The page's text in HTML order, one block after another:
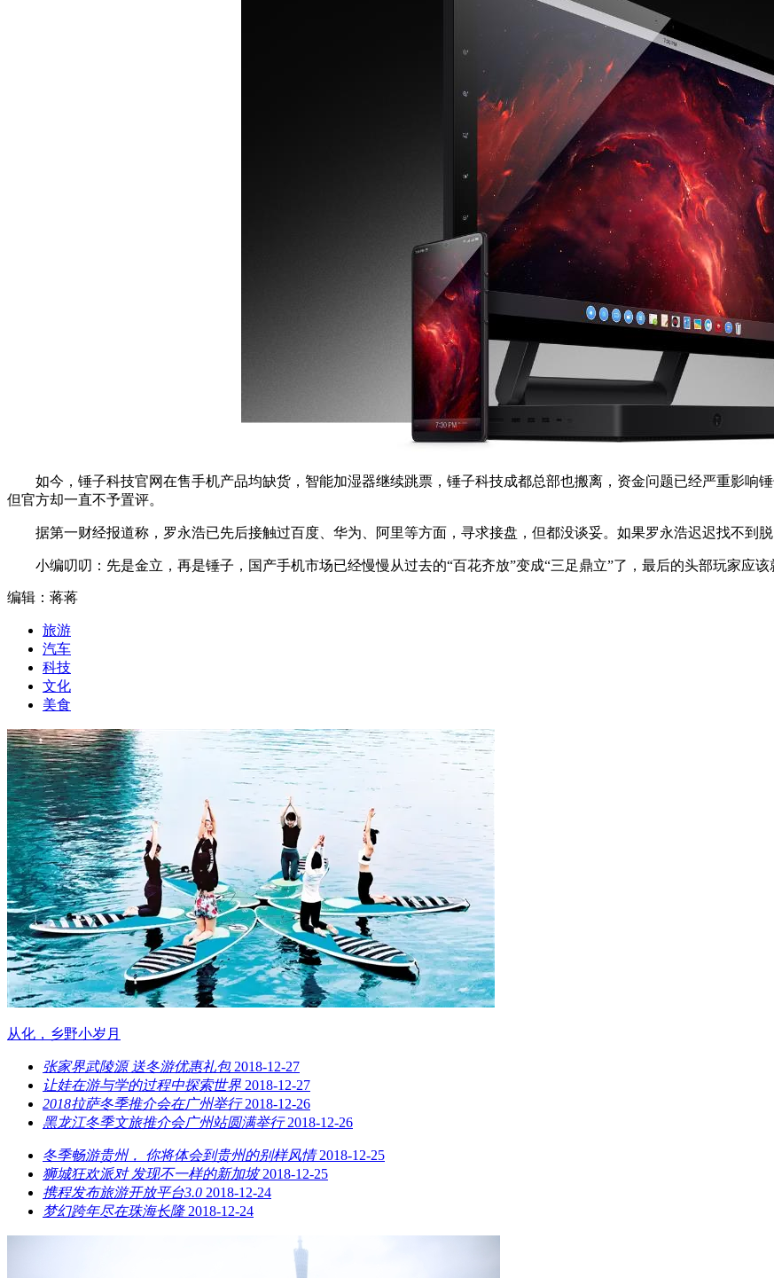
如今，锤子科技官网在售手机产品均缺货，智能加湿器继续跳票，锤子科技成都总部也搬离，资金问题已经严重影响
但官方却一直不予置评。
据第一财经报道称，罗永浩已先后接触过百度、华为、阿里等方面，寻求接盘，但都没谈妥。如果罗永浩迟迟找不到
小编叨叨：先是金立，再是锤子，国产手机市场已经慢慢从过去的“百花齐放”变成“三足鼎立”了，最后的头部玩家应该
编辑：蒋蒋
旅游
汽车
科技
文化
美食
从化，乡野小岁月
张家界武陵源 送冬游优惠礼包 2018-12-27
让娃在游与学的过程中探索世界 2018-12-27
2018拉萨冬季推介会在广州举行 2018-12-26
黑龙江冬季文旅推介会广州站圆满举行 2018-12-26
冬季畅游贵州， 你将体会到贵州的别样风情 2018-12-25
狮城狂欢派对 发现不一样的新加坡 2018-12-25
携程发布旅游开放平台3.0 2018-12-24
梦幻跨年尽在珠海长隆 2018-12-24